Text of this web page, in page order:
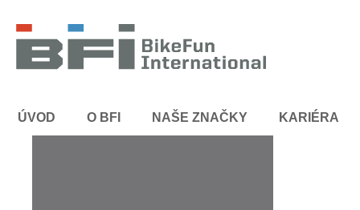
ÚVOD O BFI NAŠE ZNAČKY KARIÉRA